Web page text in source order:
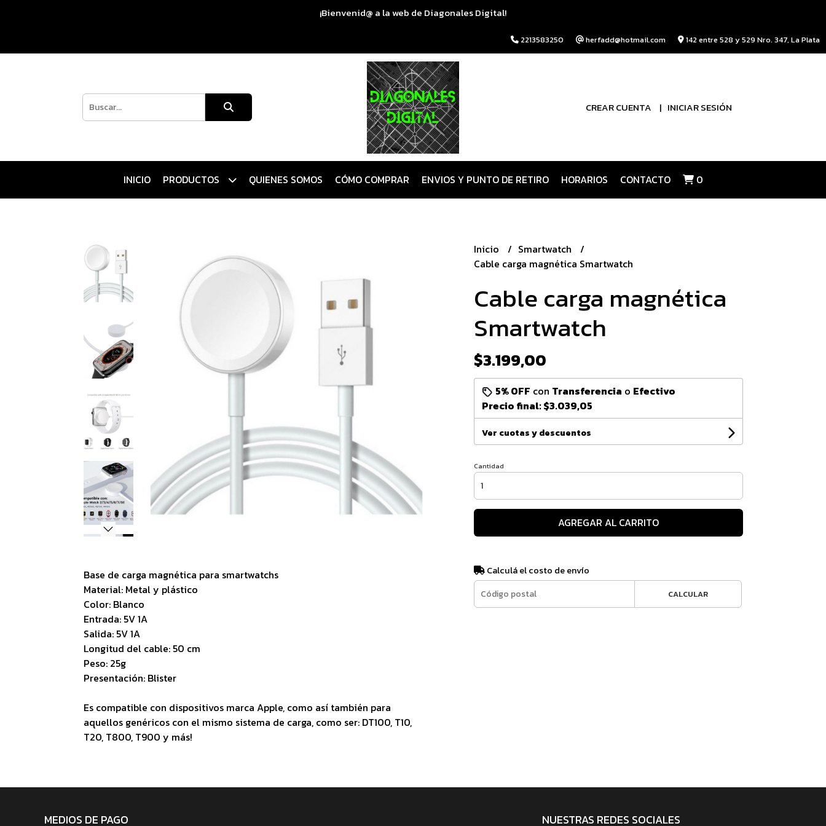
¡Bienvenid@ a la web de Diagonales Digital!
2213583250 herfadd@hotmail.com 142 entre 528 y 529 Nro. 347, La Plata
CREAR CUENTA INICIAR SESIÓN
INICIO PRODUCTOS QUIENES SOMOS CÓMO COMPRAR ENVIOS Y PUNTO DE RETIRO HORARIOS CONTACTO 0
Base de carga magnética para smartwatchs
Material: Metal y plástico
Color: Blanco
Entrada: 5V 1A
Salida: 5V 1A
Longitud del cable: 50 cm
Peso: 25g
Presentación: Blister
Es compatible con dispositivos marca Apple, como así también para
aquellos genéricos con el mismo sistema de carga, como ser: DT100, T10,
T20, T800, T900 y más!
Inicio
Smartwatch
Cable carga magnética Smartwatch
Cable carga magnética
Smartwatch
$3.199,00
5% OFF con Transferencia o Efectivo
Precio final:$3.039,05
Ver cuotas y descuentos
Cantidad
AGREGAR AL CARRITO
Calculá el costo de envío
CALCULAR
MEDIOS DE PAGO NUESTRAS REDES SOCIALES